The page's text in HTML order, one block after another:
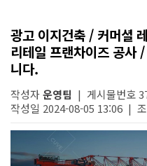
광고 이지건축 / 커머셜
리테일 프랜차이즈 공사
니다.
작성자운영팀 | 게시물번호
작성일 2024-08-05 13:06 |